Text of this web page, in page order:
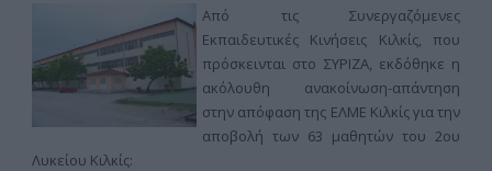
Από τις Συνεργαζόμενες
Εκπαιδευτικές Κινήσεις Κιλκίς, που
πρόσκεινται στο ΣΥΡΙΖΑ, εκδόθηκε η
ακόλουθη ανακοίνωση-απάντηση
στην απόφαση της ΕΛΜΕ Κιλκίς για την
αποβολή των 63 μαθητών του 2ου
Λυκείου Κιλκίς: